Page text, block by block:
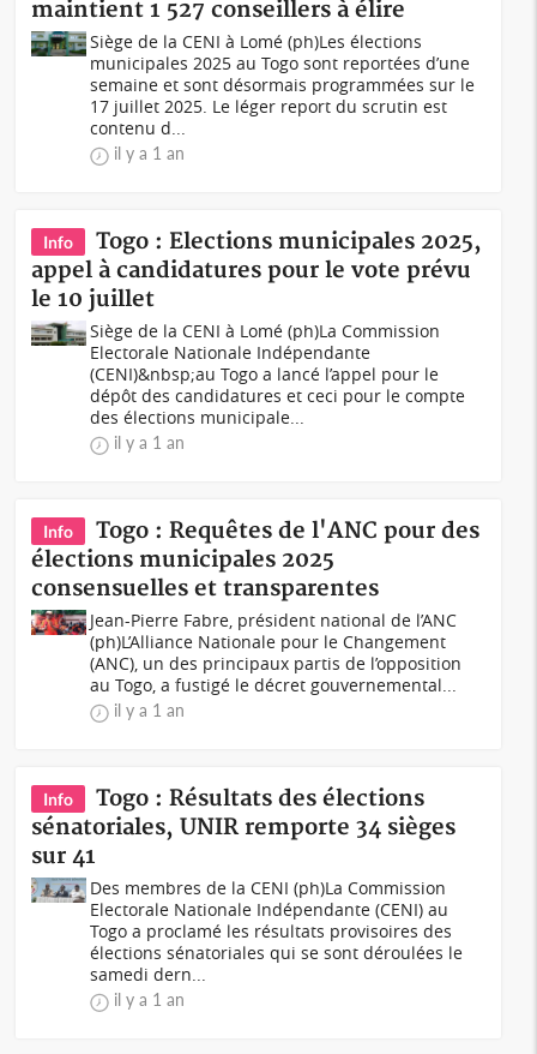
maintient 1 527 conseillers à élire
Siège de la CENI à Lomé (ph)Les élections
municipales 2025 au Togo sont reportées d’une
semaine et sont désormais programmées sur le
17 juillet 2025. Le léger report du scrutin est
contenu d...
il y a 1 an
Info
Togo : Elections municipales 2025,
appel à candidatures pour le vote prévu
le 10 juillet
Siège de la CENI à Lomé (ph)La Commission
Electorale Nationale Indépendante
(CENI)&nbsp;au Togo a lancé l’appel pour le
dépôt des candidatures et ceci pour le compte
des élections municipale...
il y a 1 an
Info
Togo : Requêtes de l'ANC pour des
élections municipales 2025
consensuelles et transparentes
Jean-Pierre Fabre‬, président national de l’ANC
(ph)L’Alliance Nationale pour le Changement
(ANC), un des principaux partis de l’opposition
au Togo, a fustigé‬‭ le‬‭ décret‬‭ gouvernemental...
il y a 1 an
Info
Togo : Résultats des élections
sénatoriales, UNIR remporte 34 sièges
sur 41
Des membres de la CENI (ph)La Commission
Electorale Nationale Indépendante (CENI) au
Togo a proclamé les résultats provisoires des
élections sénatoriales qui se sont déroulées le
samedi dern...
il y a 1 an